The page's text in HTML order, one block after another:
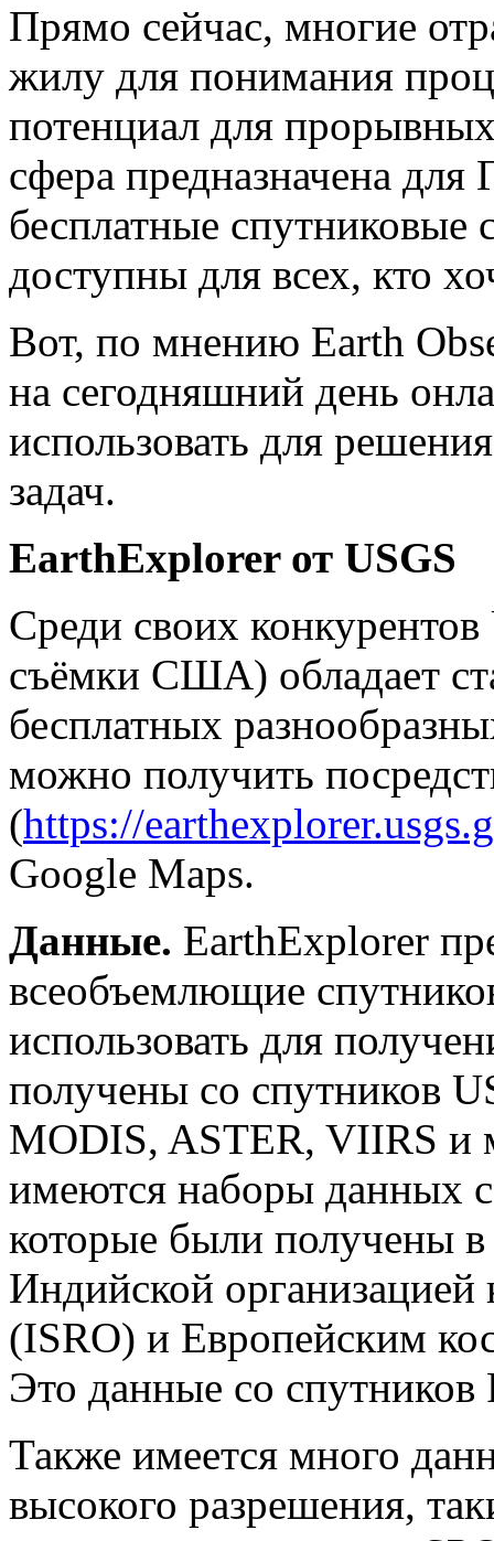
Прямо сейчас, многие
жилу для понимания
потенциал для
сфера предназначена
бесплатные
доступны для всех, кто
Вот, по мнению Earth
на сегодняшний день
использовать для
задач.
EarthExplorer от USGS
Среди своих
съёмки США) обладает
бесплатных
можно получить
(https://
Google Maps.
Данные. EarthExplorer
всеобъемлющие
использовать для
получены со спутников
MODIS, ASTER, VIIRS и
имеются наборы данных
которые были получены в
Индийской организацией
(ISRO) и Европейским
Это данные со
Также имеется много
высокого разрешения,